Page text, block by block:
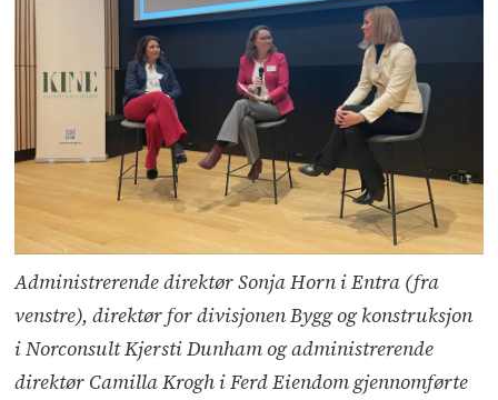
Administrerende direktør Sonja Horn i Entra (fra
venstre), direktør for divisjonen Bygg og konstruksjon
i Norconsult Kjersti Dunham og administrerende
direktør Camilla Krogh i Ferd Eiendom gjennomførte